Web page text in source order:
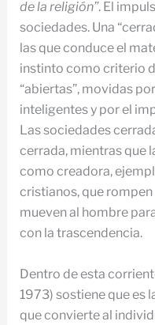
de la religión”. El
sociedades. Una
las que conduce el
instinto como criterio
“abiertas”, movidas
inteligentes y por el
Las sociedades
cerrada, mientras que
como creadora,
cristianos, que
mueven al hombre
con la trascendencia.
Dentro de esta
1973) sostiene que es
que convierte al